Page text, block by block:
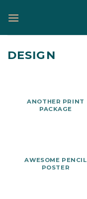
DESIGN
ANOTHER PRINT
PACKAGE
AWESOME PENCIL
POSTER